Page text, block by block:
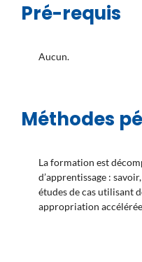
Pré-requis
Aucun.
Méthodes
La formation est
d’apprentissage :
études de cas utilisant
appropriation